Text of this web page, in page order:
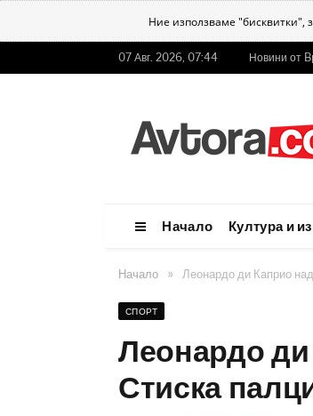
Ние използваме "бисквитки",
07 Авг. 2026, 07:44 Новини от
Начало Култура и
Начало » Леонардо ди Каприо
СПОРТ
Леонардо
Стиска